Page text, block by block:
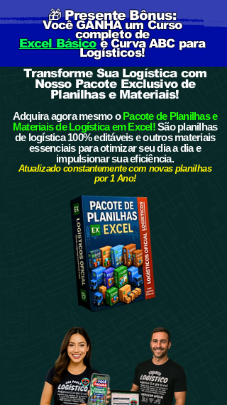
🎁 Presente Bônus:
Você GANHA um Curso
completo de
Excel Básico e Curva ABC para
Logísticos!
Transforme Sua Logística com
Nosso Pacote Exclusivo de
Planilhas e Materiais!
Adquira agora mesmo oPacote de Planilhas e
Materiais de Logística em Excel!São planilhas
de logística 100% editáveis e outros materiais
essenciais para otimizar seu dia a dia e
impulsionar sua eficiência.
Atualizado constantemente com novas planilhas
por 1 Ano!